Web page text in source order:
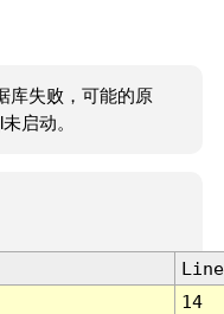
库失败，可能的原
启动。
Line
14